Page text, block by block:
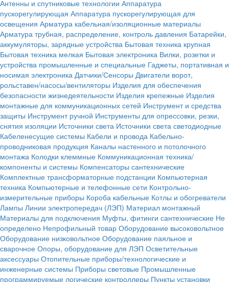
Антенны и спутниковые технологии Аппаратура
пускорегулирующая Аппаратура пускорегулирующая для
освещения Арматура кабельная/изоляционные материалы
Арматура трубная, распределение, контроль давления Батарейки,
аккумуляторы, зарядные устройства Бытовая техника крупная
Бытовая техника мелкая Бытовая электроника Вилки, розетки и
устройства промышленные и специальные Гаджеты, портативная и
носимая электроника Датчики/Сенсоры Двигатели ворот,
рольставен/насосы/вентиляторы Изделия для обеспечения
безопасности жизнедеятельности Изделия крепежные Изделия
монтажные для коммуникационных сетей Инструмент и средства
защиты Инструмент ручной Инструменты для опрессовки, резки,
снятия изоляции Источники света Источники света светодиодные
Кабеленесущие системы Кабели и провода Кабельно-
проводниковая продукция Каналы настенного и потолочного
монтажа Колодки клеммные Коммуникационная техника/
компоненты и системы Компенсаторы сантехнические
Комплектные трансформаторные подстанции Компьютерная
техника Компьютерные и телефонные сети Контрольно-
измерительные приборы Короба кабельные Котлы и обогреватели
Лампы Линии электропередач (ЛЭП) Материал монтажный
Материалы для подключения Муфты, фитинги сантехнические Не
определено Непрофильный товар Оборудование высоковольтное
Оборудование низковольтное Оборудование паяльное и
сварочное Опоры, оборудование для ЛЭП Осветительные
аксессуары Отопительные приборы/технологические и
инженерные системы Приборы световые Промышленные
программируемые логические контроллеры Пункты установки